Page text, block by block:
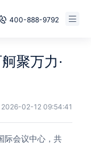
400-888-9792
in
2026-02-12 09:54:41